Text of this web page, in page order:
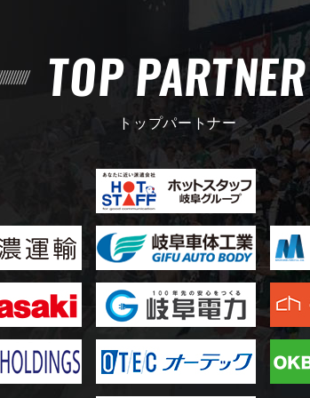
TOP PARTNER
トップパートナー